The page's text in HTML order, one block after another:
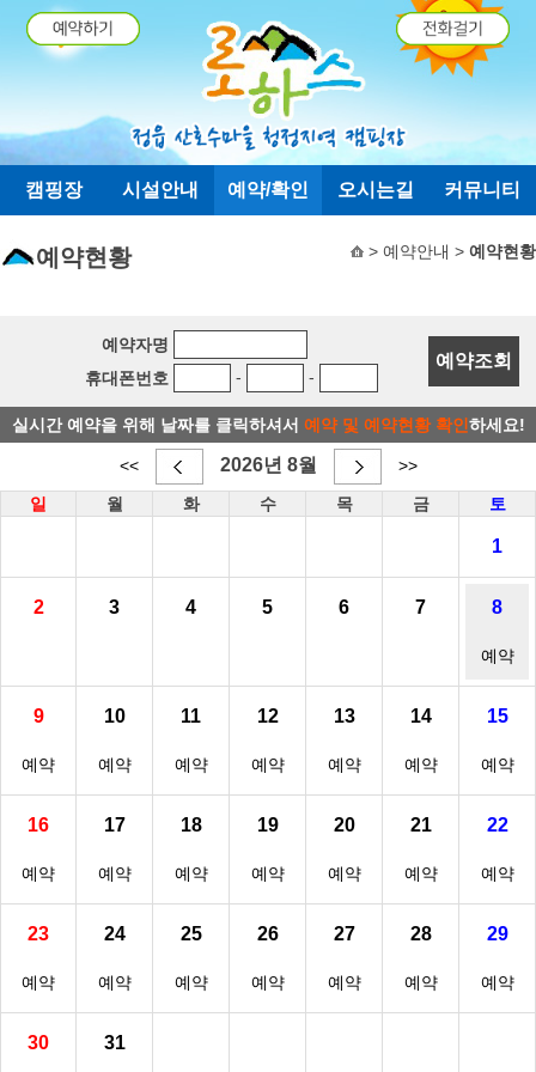
탑메뉴 바로가기
본문 바로가기
캠핑장 시설안내 예약/확인 오시는길 커뮤니티
예약현황 > 예약안내 > 예약현황
예약자명
휴대폰번호
- -
실시간 예약을 위해 날짜를 클릭하셔서 예약 및 예약현황 확인하세요!
<< 2026년 8월 >>
일 월 화 수 목 금 토
1
2 3 4 5 6 7 8
예약
9
예약
10
예약
11
예약
12
예약
13
예약
14
예약
15
예약
16
예약
17
예약
18
예약
19
예약
20
예약
21
예약
22
예약
23
예약
24
예약
25
예약
26
예약
27
예약
28
예약
29
예약
30 31